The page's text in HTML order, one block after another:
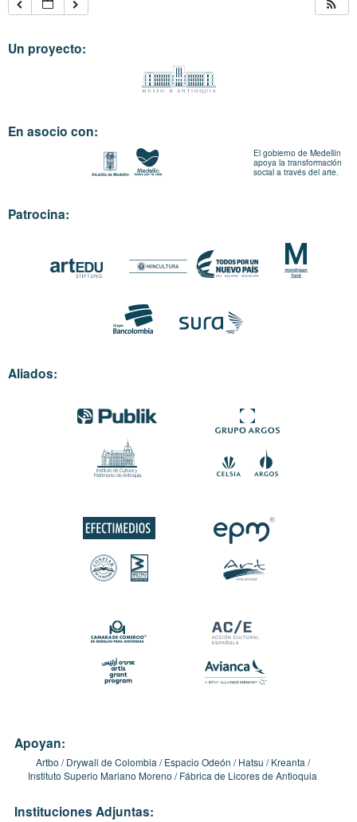
Un proyecto:
En asocio con:
El gobierno de Medellín
apoya la transformación
social a través del arte.
Patrocina:
Aliados:
Apoyan:
Artbo Drywall de Colombia Espacio Odeón Hatsu
Kreanta
Instituto Superio Mariano Moreno
Fábrica de Licores de Antioquia
Instituciones Adjuntas: